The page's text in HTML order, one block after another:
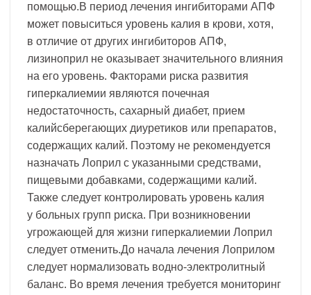
помощью.В период лечения ингибиторами АПФ
может повыситься уровень калия в крови, хотя,
в отличие от других ингибиторов АПФ,
лизиноприл не оказывает значительного влияния
на его уровень. Факторами риска развития
гиперкалиемии являются почечная
недостаточность, сахарный диабет, прием
калийсберегающих диуретиков или препаратов,
содержащих калий. Поэтому не рекомендуется
назначать Лоприл с указанными средствами,
пищевыми добавками, содержащими калий.
Также следует контролировать уровень калия
у больных групп риска. При возникновении
угрожающей для жизни гиперкалиемии Лоприл
следует отменить.До начала лечения Лоприлом
следует нормализовать водно-электролитный
баланс. Во время лечения требуется мониторинг